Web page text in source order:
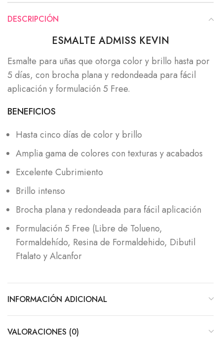
DESCRIPCIÓN
ESMALTE ADMISS KEVIN
Esmalte para uñas que otorga color y brillo hasta por
5 días, con brocha plana y redondeada para fácil
aplicación y formulación 5 Free.
BENEFICIOS
Hasta cinco días de color y brillo
Amplia gama de colores con texturas y acabados
Excelente Cubrimiento
Brillo intenso
Brocha plana y redondeada para fácil aplicación
Formulación 5 Free (Libre de Tolueno,
Formaldehído, Resina de Formaldehido, Dibutil
Ftalato y Alcanfor
INFORMACIÓN ADICIONAL
VALORACIONES (0)